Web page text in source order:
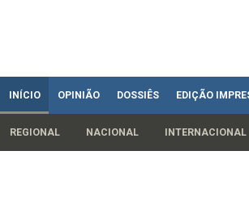
INÍCIO OPINIÃO DOSSIÊS EDIÇÃO
REGIONAL NACIONAL INTERNACIONAL